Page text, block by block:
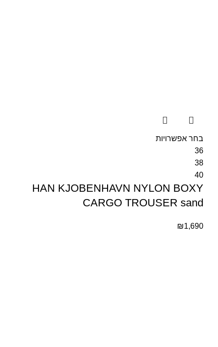
בחר אפשרויות
36
38
40
HAN KJOBENHAVN NYLON BOXY
CARGO TROUSER sand
₪1,690